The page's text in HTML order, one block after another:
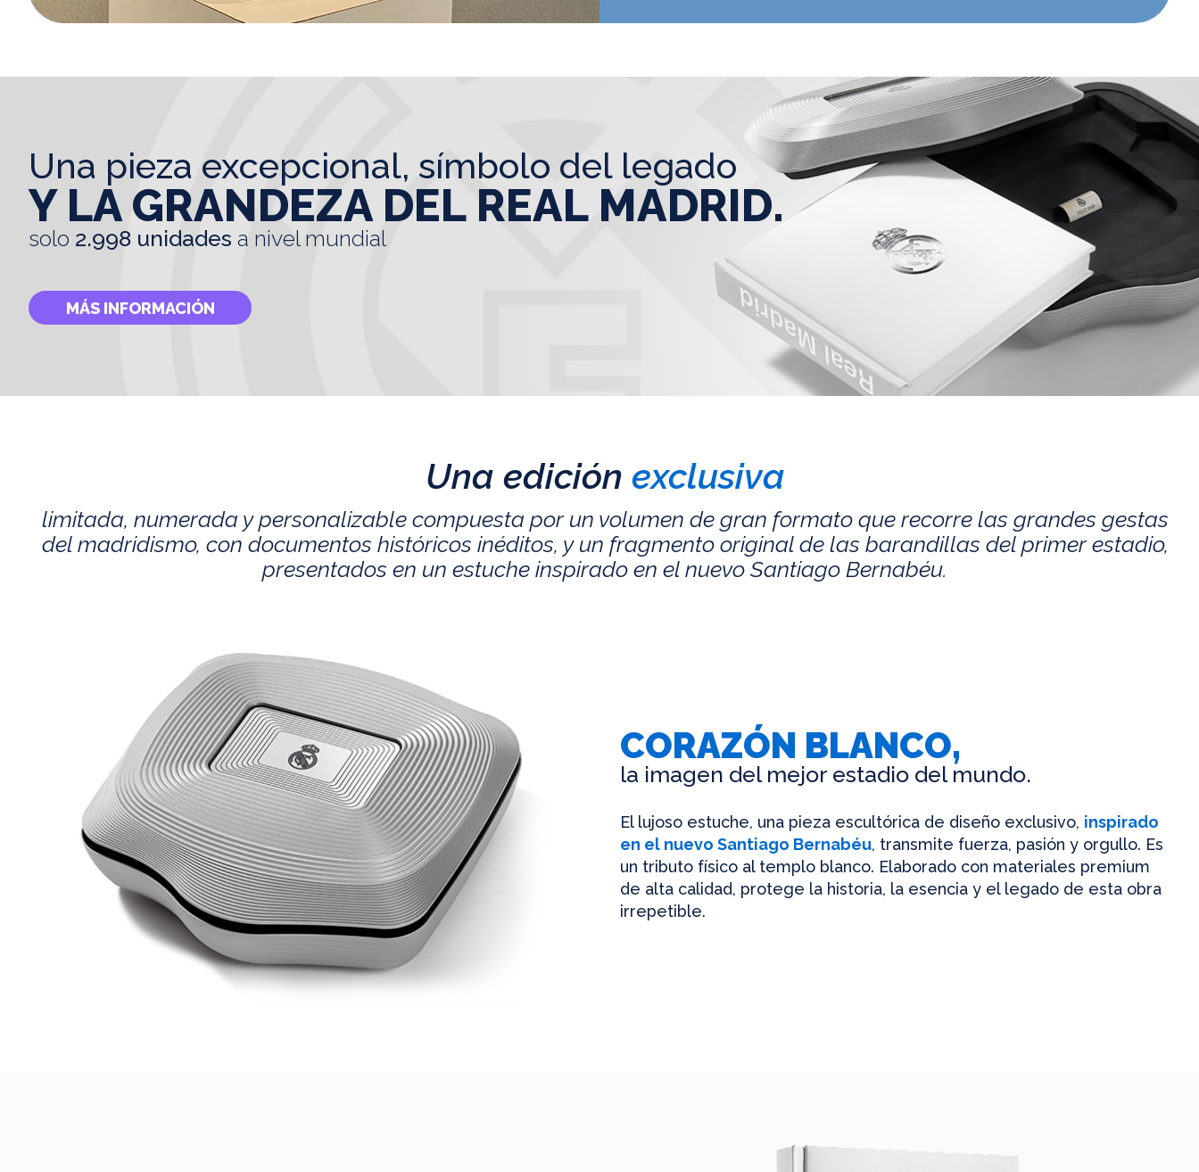
una pieza excepcional, símbolo del legado
Y LA GRANDEZA DEL REAL MADRID.
solo 2.998 unidades a nivel mundial
MÁS INFORMACIÓN
Una edición exclusiva
limitada, numerada y personalizable compuesta por un volumen de gran formato que recorre las grandes gestas
del madridismo, con documentos históricos inéditos, y un fragmento original de las barandillas del primer estadio,
presentados en un estuche inspirado en el nuevo Santiago Bernabéu.
CORAZÓN BLANCO,
la imagen del mejor estadio del mundo.
El lujoso estuche, una pieza escultórica de diseño exclusivo, inspirado
en el nuevo Santiago Bernabéu, transmite fuerza, pasión y orgullo. Es
un tributo físico al templo blanco. Elaborado con materiales premium
de alta calidad, protege la historia, la esencia y el legado de esta obra
irrepetible.